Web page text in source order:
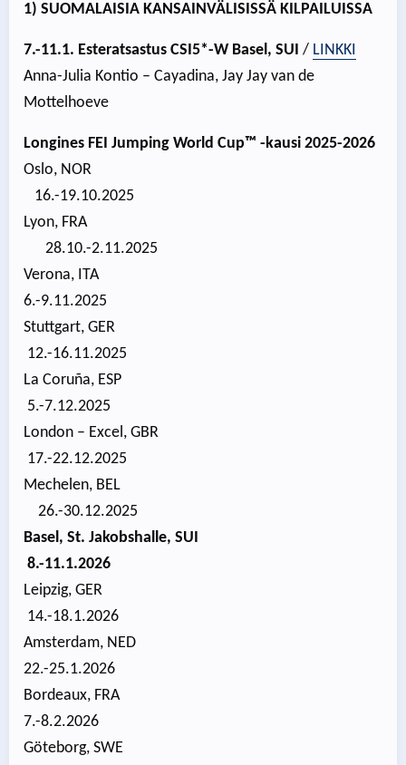
1) SUOMALAISIA KANSAINVÄLISISSÄ KILPAILUISSA
7.-11.1. Esteratsastus CSI5*-W Basel, SUI / LINKKI
Anna-Julia Kontio – Cayadina, Jay Jay van de
Mottelhoeve
Longines FEI Jumping World Cup™ -kausi 2025-2026
Oslo, NOR
16.-19.10.2025
Lyon, FRA
28.10.-2.11.2025
Verona, ITA
6.-9.11.2025
Stuttgart, GER
12.-16.11.2025
La Coruña, ESP
5.-7.12.2025
London – Excel, GBR
17.-22.12.2025
Mechelen, BEL
26.-30.12.2025
Basel, St. Jakobshalle, SUI
8.-11.1.2026
Leipzig, GER
14.-18.1.2026
Amsterdam, NED
22.-25.1.2026
Bordeaux, FRA
7.-8.2.2026
Göteborg, SWE